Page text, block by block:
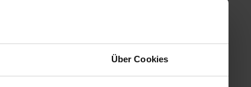
Über Cookies